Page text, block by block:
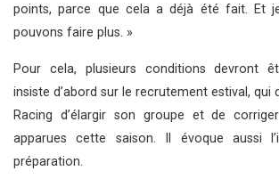
points, parce que cela a déjà été fait. Et
pouvons faire plus. »
Pour cela, plusieurs conditions devront
insiste d’abord sur le recrutement estival, qui
Racing d’élargir son groupe et de
apparues cette saison. Il évoque aussi
préparation.